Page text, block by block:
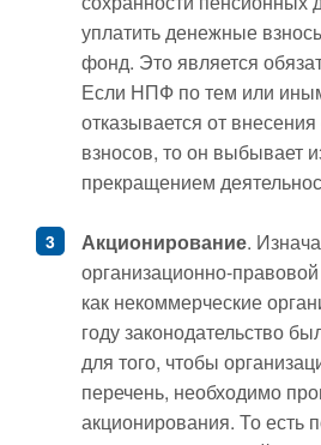
уплатить денежные
фонд. Это является
Если НПФ по тем или
отказывается от
взносов, то он выбывает
прекращением
Акционирование.
организационно-
как некоммерческие
году законодательство
для того, чтобы
перечень, необходимо
акционирования. То есть